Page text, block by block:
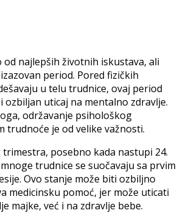
od najlepših životnih iskustava, ali
period. Pored fizičkih
u telu trudnice, ovaj period
ozbiljan uticaj na mentalno zdravlje.
održavanje psihološkog
trudnoće je od velike važnosti.
posebno kada nastupi 24.
trudnice se suočavaju sa prvim
Ovo stanje može biti ozbiljno
medicinsku pomoć, jer može uticati
majke, već i na zdravlje bebe.